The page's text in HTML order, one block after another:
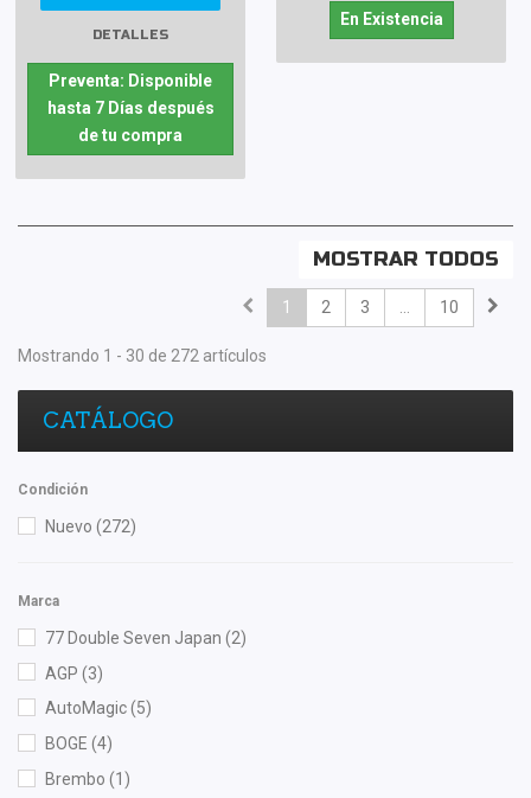
DETALLES
Preventa: Disponible
hasta 7 Días después
de tu compra
En Existencia
MOSTRAR TODOS
1 2 3 10
Mostrando 1 - 30 de 272 artículos
CATÁLOGO
Condición
Nuevo (272)
Marca
77 Double Seven Japan (2)
AGP (3)
AutoMagic(5)
BOGE (4)
Brembo (1)